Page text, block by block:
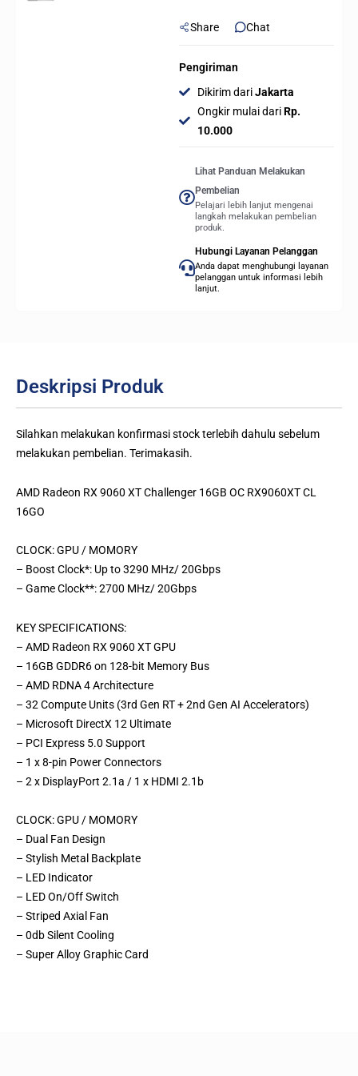
Share Chat
Pengiriman
Dikirim dariJakarta
Ongkir mulai dariRp.
10.000
Lihat Panduan Melakukan
Pembelian
Pelajari lebih lanjut mengenai
langkah melakukan pembelian
produk.
Hubungi Layanan Pelanggan
Anda dapat menghubungi layanan
pelanggan untuk informasi lebih
lanjut.
Deskripsi Produk
Silahkan melakukan konfirmasi stock terlebih dahulu sebelum
melakukan pembelian. Terimakasih.
AMD Radeon RX 9060 XT Challenger 16GB OC RX9060XT CL
16GO
CLOCK: GPU / MOMORY
– Boost Clock*: Up to 3290 MHz/ 20Gbps
– Game Clock**: 2700 MHz/ 20Gbps
KEY SPECIFICATIONS:
– AMD Radeon RX 9060 XT GPU
– 16GB GDDR6 on 128-bit Memory Bus
– AMD RDNA 4 Architecture
– 32 Compute Units (3rd Gen RT + 2nd Gen AI Accelerators)
– Microsoft DirectX 12 Ultimate
– PCI Express 5.0 Support
– 1 x 8-pin Power Connectors
– 2 x DisplayPort 2.1a / 1 x HDMI 2.1b
CLOCK: GPU / MOMORY
– Dual Fan Design
– Stylish Metal Backplate
– LED Indicator
– LED On/Off Switch
– Striped Axial Fan
– 0db Silent Cooling
– Super Alloy Graphic Card